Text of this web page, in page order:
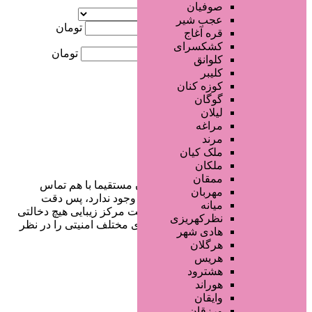
صوفیان
عجب شیر
قره آغاج
کشکسرای
کلوانق
کلیبر
کوزه کنان
گوگان
لیلان
مراغه
مرند
ملک کیان
ملکان
ممقان
مهربان
میانه
نظرکهریزی
هادی شهر
هرگلان
هریس
هشترود
هوراند
وایقان
کمترین قیمت
تومان
بیشترین قیمت تومان
در سایت تبلیغاتی مرکز زیبایی کاربران مستقیما با هم تماس
می‌گیرند و هیچ واسطه‌ای در این میان وجود ندارد، پس دقت
فرمایید که در خرید و فروشِ شما سایت مرکز زیبایی هیچ دخالتی
نداشته و کاربران باید خودشان جنبه‌های مختلف امنیتی را در نظر
دسترسی سریع